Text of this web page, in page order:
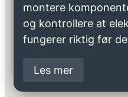
montere
og kontrollere at
fungerer riktig før
Les mer